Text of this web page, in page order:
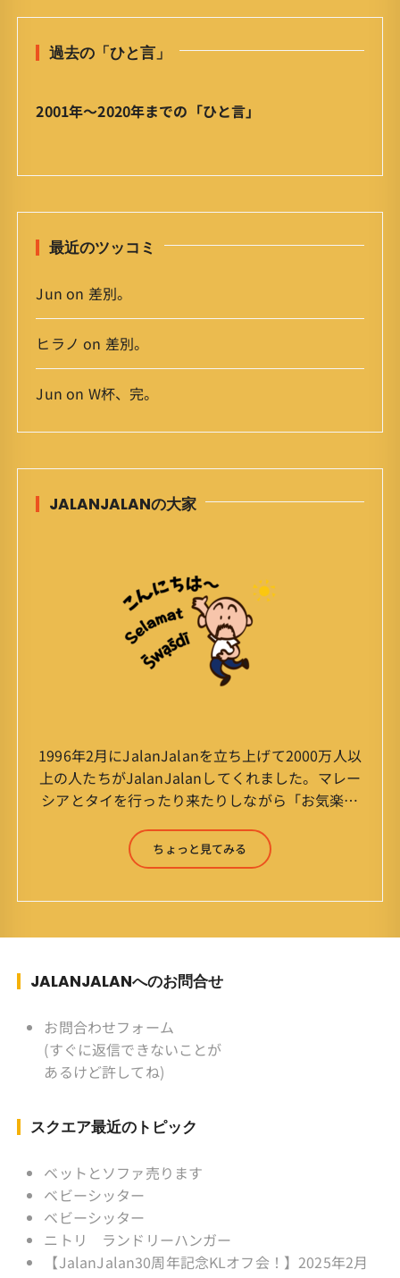
ひ
言
ア
イ
過去の「ひと言」
2001年〜2020年までの「ひと言」
最近のツッコミ
Jun on 差別。
ヒラノ on 差別。
Jun on W杯、完。
JALANJALANの大家
1996年2月にJalanJalanを立ち上げて2000万人以
上の人たちがJalanJalanしてくれました。マレー
シアとタイを行ったり来たりしながら「お気楽」
森 淳（Jun Yamamori） 生年月日 ：1959年
7月4日(61才) 生まれ ：香港(3才まで)
スポーツ ：水泳(浜名湾流古式泳法、競泳平泳
ク ソフトボール
監督 BKKソフトボール「おぼん
こぼん 」監督 マレーシア歴：1991年から31年
目 タイ歴 ：2001年から21年目
ちょっと見てみる
JALANJALANへのお問合せ
お問合わせフォーム
(すぐに返信できないことが
あるけど許してね)
スクエア最近のトピック
ベットとソファ売ります
ベビーシッター
ベビーシッター
ニトリ ランドリーハンガー
【JalanJalan30周年記念KLオフ会！】2025年2月